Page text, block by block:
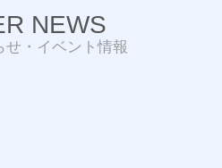
NEWS
せ・イベント情報